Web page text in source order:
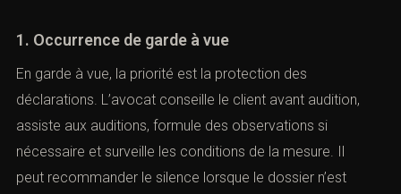
1. Occurrence de garde à vue
En garde à vue, la priorité est la protection des
déclarations. L’avocat conseille le client avant audition,
assiste aux auditions, formule des observations si
nécessaire et surveille les conditions de la mesure. Il
peut recommander le silence lorsque le dossier n’est